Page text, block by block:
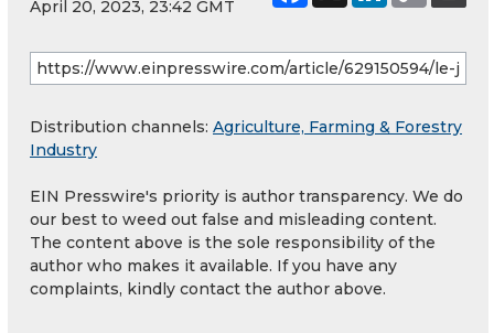
April 20, 2023, 23:42 GMT
Distribution channels: Agriculture, Farming & Forestry
Industry
EIN Presswire's priority is author transparency. We do
our best to weed out false and misleading content.
The content above is the sole responsibility of the
author who makes it available. If you have any
complaints, kindly contact the author above.